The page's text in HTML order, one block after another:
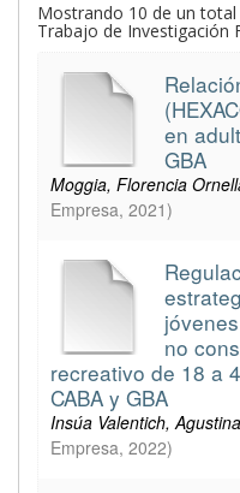
Mostrando 10 de un
Trabajo de Investigación
en
GBA
Moggia, Florencia
Empresa, 2021)
no
recreativo de 18 a
CABA y GBA
Insúa Valentich, Agustina
Empresa, 2022)